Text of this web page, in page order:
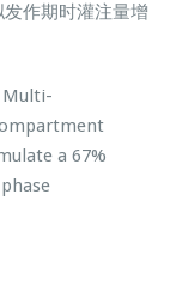
作期时灌注量增
Multi-
a 67%